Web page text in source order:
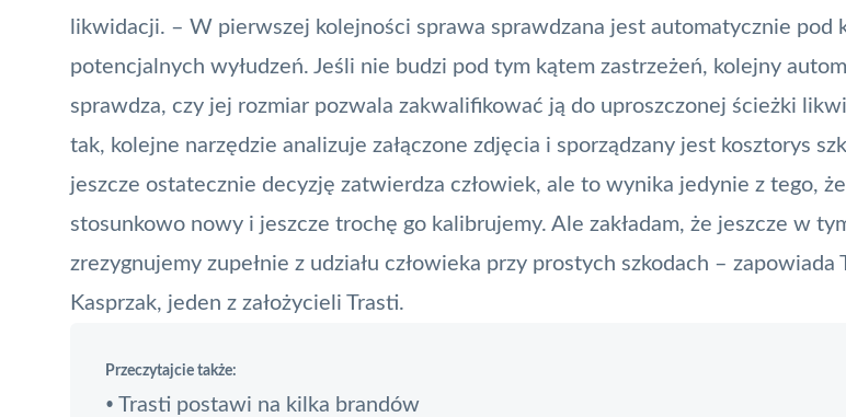
likwidacji. – W pierwszej kolejności sprawa sprawdzana jest automatycznie pod
potencjalnych wyłudzeń. Jeśli nie budzi pod tym kątem zastrzeżeń, kolejny
sprawdza, czy jej rozmiar pozwala zakwalifikować ją do uproszczonej ścieżki
tak, kolejne narzędzie analizuje załączone zdjęcia i sporządzany jest kosztorys
jeszcze ostatecznie decyzję zatwierdza człowiek, ale to wynika jedynie z tego,
stosunkowo nowy i jeszcze trochę go kalibrujemy. Ale zakładam, że jeszcze w
zrezygnujemy zupełnie z udziału człowieka przy prostych szkodach – zapowiada
Kasprzak, jeden z założycieli Trasti.
Przeczytajcie także:
• Trasti postawi na kilka brandów